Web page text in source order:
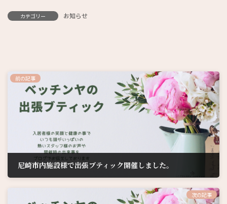
カテゴリー お知らせ
前の記事
尼崎市内施設様で出張ブティック開催しました。
次の記事